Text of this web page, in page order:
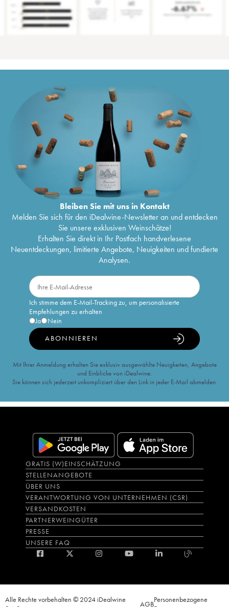
Bleiben Sie mit uns in Kontakt
Melden Sie sich für den iDealwine-Newsletter an und entdecken
Sie unsere exklusiven Weinschätze!
Erhalten Sie direkt in Ihr Postfach handverlesene
Neuentdeckungen, limitierte Angebote, Neuigkeiten und fundierte
Analysen.
Ich stimme dem E-Mail-Tracking zu, um personalisierte
Empfehlungen zu erhalten
Ja
Nein
ABONNIEREN
Mit Ihrer Anmeldung erhalten Sie exklusiv ausgewählte Neuigkeiten, Angebote
und Einblicke von iDealwine.
Sie können sich jederzeit unkompliziert über den Link in jeder E-Mail abmelden.
GRATIS (W)EINSCHÄTZUNG
STELLENANGEBOTE
ÜBER UNS
VERANTWORTUNG VON UNTERNEHMEN (CSR)
VERSANDKOSTEN
PARTNERWEINGÜTER
PRESSE
UNSERE FAQ
Alle Rechte vorbehalten © 2024 iDealwine
AGBPersonenbezogene